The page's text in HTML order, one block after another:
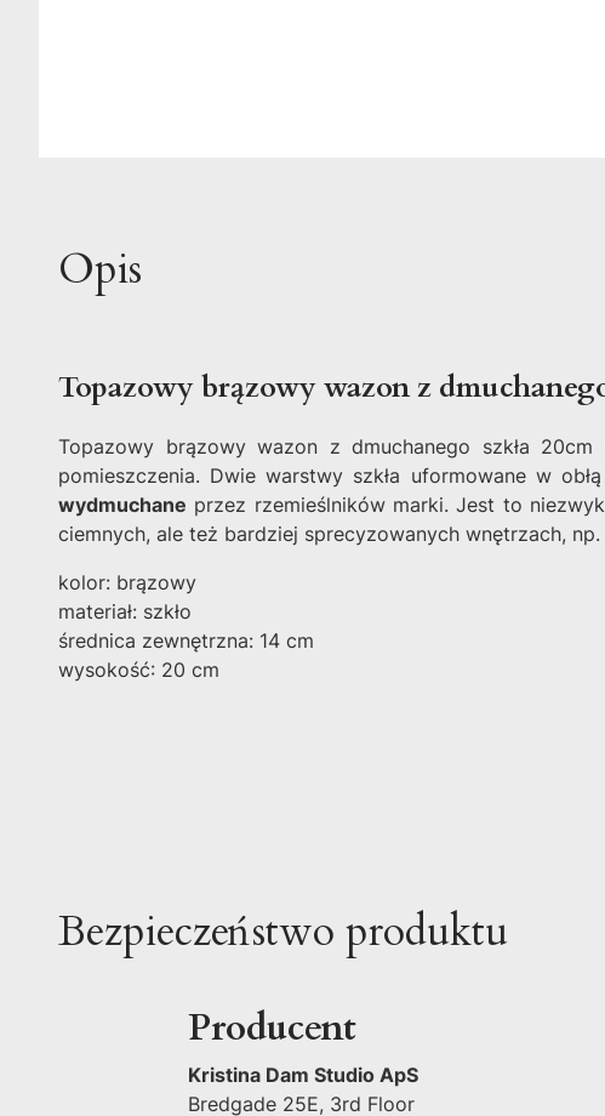
Opis
Topazowy brązowy wazon z
Topazowy brązowy wazon z dmuchanego szkła
pomieszczenia. Dwie warstwy szkła uformowane w
wydmuchane przez rzemieślników marki. Jest to
ciemnych, ale też bardziej sprecyzowanych wnętrzach,
kolor: brązowy
materiał: szkło
średnica zewnętrzna: 14 cm
wysokość: 20 cm
Bezpieczeństwo produktu
Producent
Kristina Dam Studio ApS
Bredgade 25E, 3rd Floor